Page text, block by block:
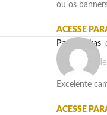
ou os
ACESSE
Paulo Gekas
16 de abril
Excelente
ACESSE